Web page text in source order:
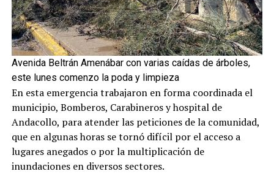
Avenida Beltrán Amenábar con varias caídas de árboles,
este lunes comenzo la poda y limpieza
En esta emergencia trabajaron en forma coordinada el
municipio, Bomberos, Carabineros y hospital de
Andacollo, para atender las peticiones de la comunidad,
que en algunas horas se tornó difícil por el acceso a
lugares anegados o por la multiplicación de
inundaciones en diversos sectores.